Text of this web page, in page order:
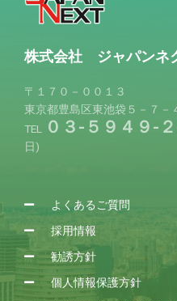
株式会社 ジャパンネ
〒１７０－００１３
東京都豊島区東池袋５－７－
TEL
０３-５９４９-
日)
よくあるご質問
採用情報
勧誘方針
個人情報保護方針